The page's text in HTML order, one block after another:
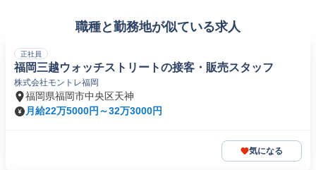
職種と勤務地が似ている求人
正社員
福岡三越ウォッチストリートの接客・販売スタッフ
株式会社モントレ福岡
福岡県福岡市中央区天神
月給22万5000円～32万3000円
気になる